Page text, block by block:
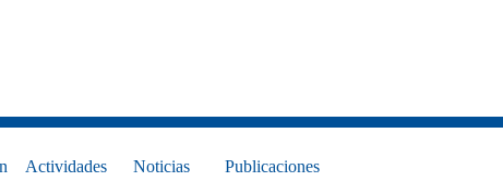
Actividades Noticias Publicaciones